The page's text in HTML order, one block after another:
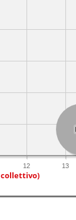
12 13
collettivo)